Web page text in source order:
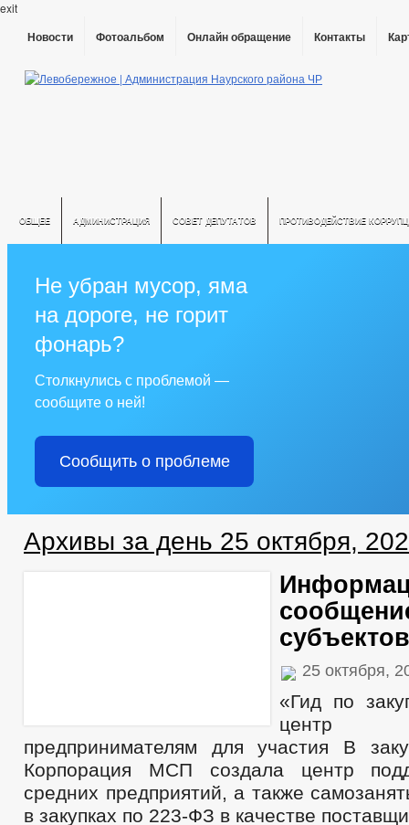
exit
Новости Фотоальбом Онлайн обращение Контакты
ОБЩЕЕ АДМИНИСТРАЦИЯ СОВЕТ ДЕПУТАТОВ ПРОТИВОДЕЙСТВИЕ
Не убран мусор, яма
на дороге, не горит
фонарь?
Столкнулись с проблемой —
сообщите о ней!
Сообщить о проблеме
Архивы за день 25 октября,
25 октября,
«Гид по
предпринимателям для участия В
Корпорация МСП создала центр
средних предприятий, а также
в закупках по 223-ФЗ в качестве